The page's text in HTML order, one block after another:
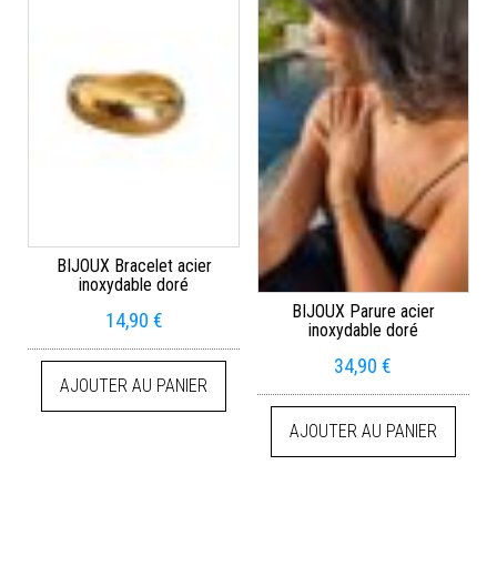
BIJOUX Bracelet acier
inoxydable doré
14,90 €
AJOUTER AU PANIER
BIJOUX Parure acier
inoxydable doré
34,90€
AJOUTER AU PANIER